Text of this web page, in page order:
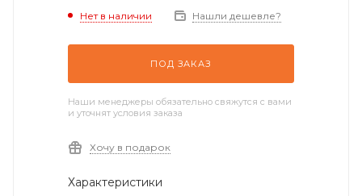
Нет в наличии Нашли дешевле?
ПОД ЗАКАЗ
Наши менеджеры обязательно свяжутся с вами
и уточнят условия заказа
Хочу в подарок
Характеристики